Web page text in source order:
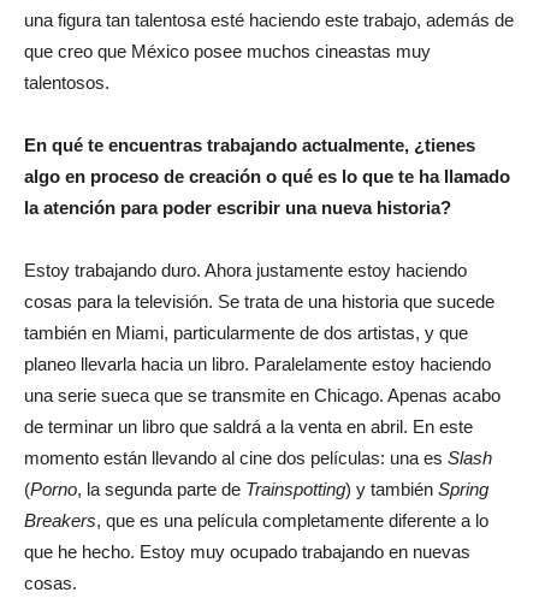
una figura tan talentosa esté haciendo este trabajo, además de
que creo que México posee muchos cineastas muy
talentosos.
En qué te encuentras trabajando actualmente, ¿tienes
algo en proceso de creación o qué es lo que te ha llamado
la atención para poder escribir una nueva historia?
Estoy trabajando duro. Ahora justamente estoy haciendo
cosas para la televisión. Se trata de una historia que sucede
también en Miami, particularmente de dos artistas, y que
planeo llevarla hacia un libro. Paralelamente estoy haciendo
una serie sueca que se transmite en Chicago. Apenas acabo
de terminar un libro que saldrá a la venta en abril. En este
momento están llevando al cine dos películas: una es Slash
(Porno, la segunda parte de Trainspotting) y también Spring
Breakers, que es una película completamente diferente a lo
que he hecho. Estoy muy ocupado trabajando en nuevas
cosas.